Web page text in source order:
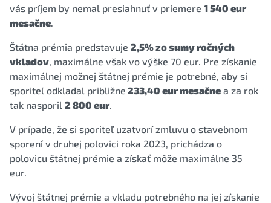
vás príjem by nemal presiahnuť v priemere 1 540 eur
mesačne.
Štátna prémia predstavuje 2,5% zo sumy ročných
vkladov, maximálne však vo výške 70 eur. Pre získanie
maximálnej možnej štátnej prémie je potrebné, aby si
sporiteľ odkladal približne 233,40 eur mesačne a za rok
tak nasporil 2 800 eur.
V prípade, že si sporiteľ uzatvorí zmluvu o stavebnom
sporení v druhej polovici roka 2023, prichádza o
polovicu štátnej prémie a získať môže maximálne 35
eur.
Vývoj štátnej prémie a vkladu potrebného na jej získanie